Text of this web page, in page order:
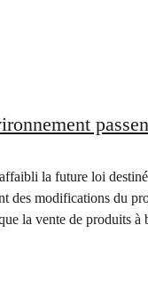
la future loi
des modifications du
la vente de produits